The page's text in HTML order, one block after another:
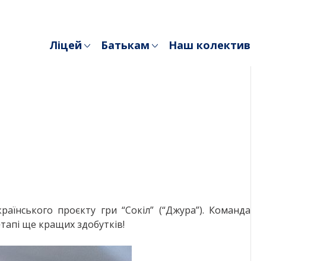
Ліцей Батькам Наш колектив
проєкту гри “Сокіл” (“Джура”). Команда
ще кращих здобутків!